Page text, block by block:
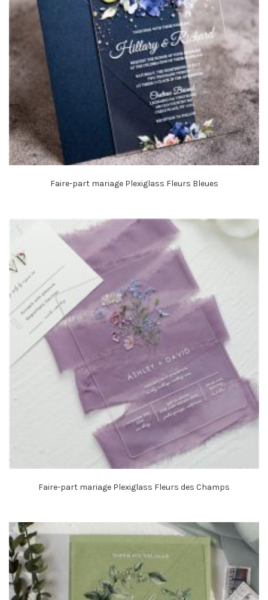
Faire-part mariage Plexiglass Fleurs Bleues
Faire-part mariage Plexiglass Fleurs des Champs